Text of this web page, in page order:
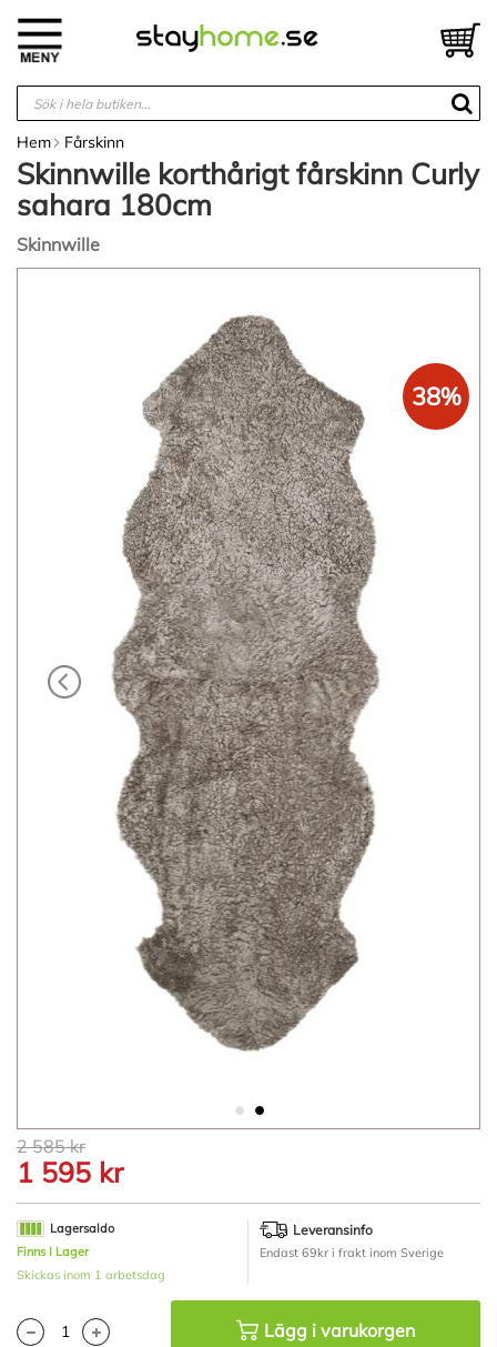
innehållet
Hem Fårskinn
Skinnwille korthårigt fårskinn Curly
sahara 180cm
Skinnwille
Hoppa
till
början
av
bildgalleriet
38%
2 585 kr
1 595 kr
Lagersaldo
Finns I Lager
Skickas inom 1 arbetsdag
Leveransinfo
Endast 69kr i frakt inom Sverige
Lägg i varukorgen